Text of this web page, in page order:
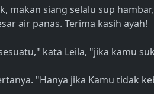
makan siang selalu sup
air panas. Terima kasih ayah!
kata Leila, "jika kamu
"Hanya jika Kamu tidak